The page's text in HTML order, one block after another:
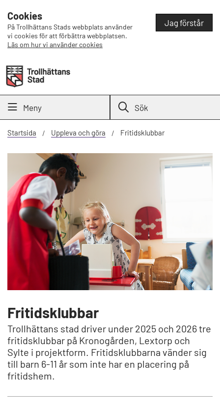
Cookies
På Trollhättans Stads webbplats använder
vi cookies för att förbättra webbplatsen.
Läs om hur vi använder cookies
Jag förstår
Meny Sök
Startsida Uppleva och göra Fritidsklubbar
Fritidsklubbar
Trollhättans stad driver under 2025 och 2026 tre
fritidsklubbar på Kronogården, Lextorp och
Sylte i projektform. Fritidsklubbarna vänder sig
till barn 6-11 år som inte har en placering på
fritidshem.